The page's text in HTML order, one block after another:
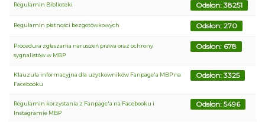
Regulamin Biblioteki Odsłon: 38251
Regulamin płatności bezgotówkowych Odsłon: 270
Procedura zgłaszania naruszeń prawa oraz ochrony
sygnalistów w MBP
Odsłon: 678
Klauzula informacyjna dla użytkowników Fanpage'a MBP na
Facebooku
Odsłon: 3325
Regulamin korzystania z Fanpage'a na Facebooku i
Instagramie MBP
Odsłon: 5496